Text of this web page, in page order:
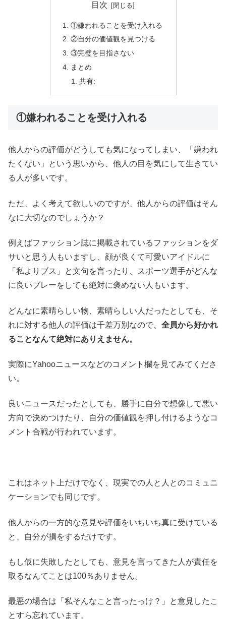
目次
①嫌われることを受け入れる
②自分の価値観を見つける
③完璧を目指さない
まとめ
共有:
①嫌われることを受け入れる
他人からの評価がどうしても気になってしまい、「嫌われ
たくない」という思いから、他人の目を気にして生きてい
る人が多いです。
ただ、よく考えて欲しいのですが、他人からの評価はそん
なに大切なのでしょうか？
例えばファッション誌に掲載されているファッションをダ
サいと思う人もいますし、顔が良くて可愛いアイドルに
「私よりブス」と文句を言ったり、スポーツ選手がどんな
に良いプレーをしても絶対に褒めない人もいます。
どんなに素晴らしい物、素晴らしい人だったとしても、そ
れに対する他人の評価は千差万別なので、 全員から好かれ
ることなんて絶対にありえません。
実際にYahooニュースなどのコメント欄を見てみてくださ
い。
良いニュースだったとしても、勝手に自分で想像して悪い
方向で決めつけたり、自分の価値観を押し付けるようなコ
メント合戦が行われています。
これはネット上だけでなく、現実での人と人とのコミュニ
ケーションでも同じです。
他人からの一方的な意見や評価をいちいち真に受けている
と、自分が損をするだけです。
もし仮に失敗したとしても、意見を言ってきた人が責任を
取るなんてことは100％ありません。
最悪の場合は「私そんなこと言ったっけ？」と意見したこ
とすら忘れています。